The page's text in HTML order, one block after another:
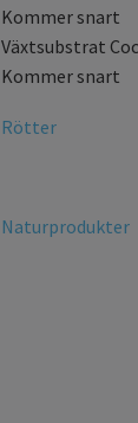
Kommer snart
Växtsubstrat
Kommer snart
Rötter
Naturprodukter